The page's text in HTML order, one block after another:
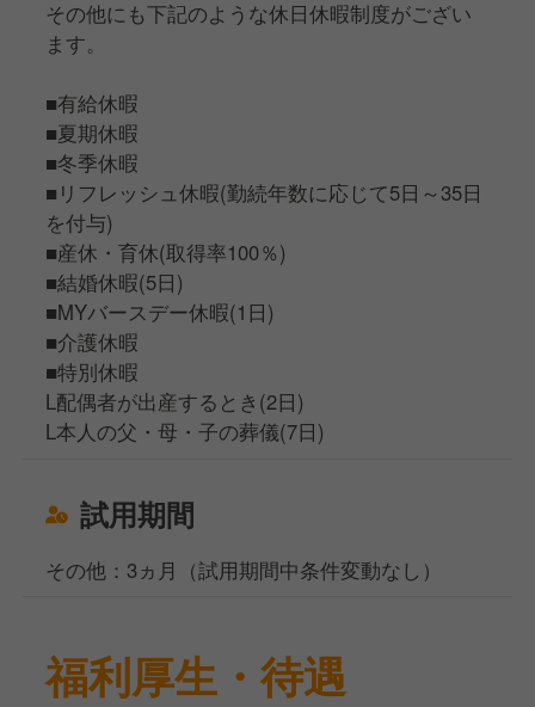
その他にも下記のような休日休暇制度がござい
ます。
■有給休暇
■夏期休暇
■冬季休暇
■リフレッシュ休暇(勤続年数に応じて5日～35日
を付与)
■産休・育休(取得率100％)
■結婚休暇(5日)
■MYバースデー休暇(1日)
■介護休暇
■特別休暇
L配偶者が出産するとき(2日)
L本人の父・母・子の葬儀(7日)
試用期間
その他：3ヵ月（試用期間中条件変動なし）
福利厚生・待遇